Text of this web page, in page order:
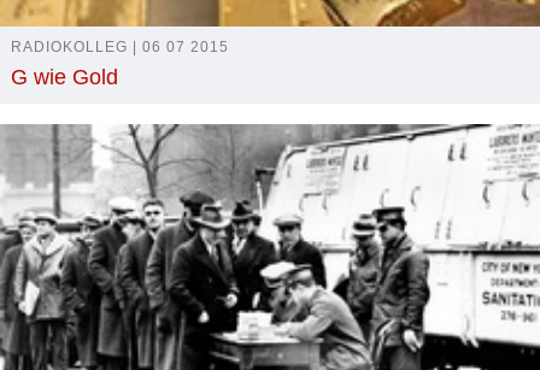
RADIOKOLLEG | 06 07 2015
G wie Gold